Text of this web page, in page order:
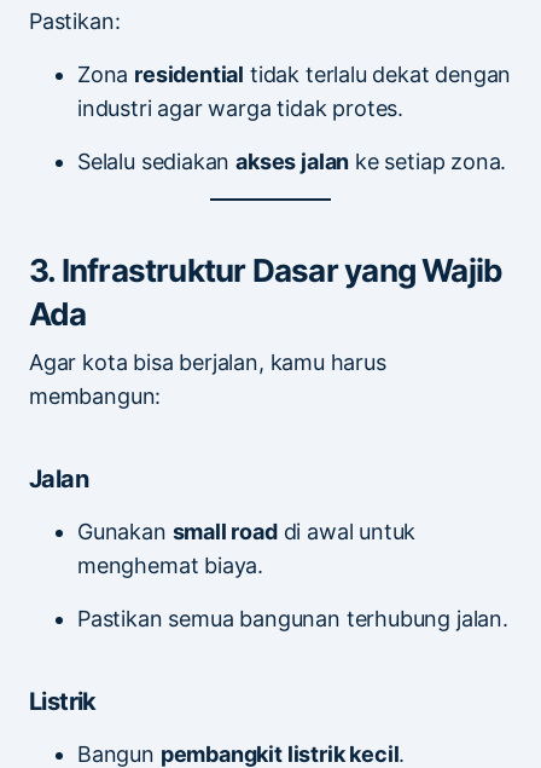
Pastikan:
Zona residential tidak terlalu dekat dengan
industri agar warga tidak protes.
Selalu sediakanakses jalan ke setiap zona.
3. Infrastruktur Dasar yang Wajib
Ada
Agar kota bisa berjalan, kamu harus
membangun:
Jalan
Gunakan small roaddi awal untuk
menghemat biaya.
Pastikan semua bangunan terhubung jalan.
Listrik
Bangun pembangkit listrik kecil.